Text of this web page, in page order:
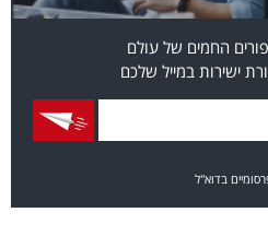
החמים של עולם
ישירות במייל שלכם
בדוא"ל